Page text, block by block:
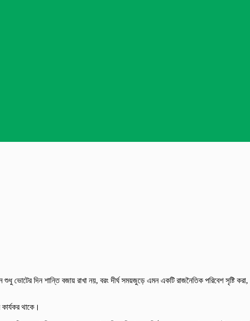
ভোটের দিন শান্তি বজায় রাখা নয়, বরং দীর্ঘ সময়জুড়ে এমন একটি রাজনৈতিক পরিবেশ সৃষ্টি করা,
কার্যকর থাকে।